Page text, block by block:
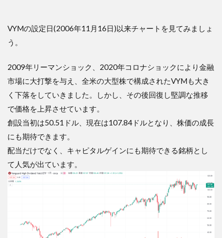
VYMの設定日(2006年11月16日)以来チャートを見てみましょ
う。
2009年リーマンショック、2020年コロナショックにより金融
市場に大打撃を与え、全米の大型株で構成されたVYMも大き
く下落をしていきました。しかし、その後回復し堅調な推移
で価格を上昇させています。
創設当初は50.51ドル、現在は107.84ドルとなり、株価の成長
にも期待できます。
配当だけでなく、キャピタルゲインにも期待できる銘柄とし
て人気が出ています。